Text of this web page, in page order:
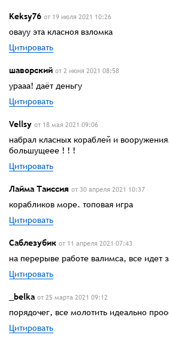
Keksy76 от 19 июля 2021 10:26
овауу эта класноя взломка
Цитировать
шаворский от 2 июня 2021 08:58
урааа! даёт деньгу
Цитировать
Vellsу от 18 мая 2021 09:06
набрал класных кораблей и
большущеее ! ! !
Цитировать
Лайма Таиссия от 30 апреля 2021 10:37
корабликов море. топовая игра
Цитировать
Саблезубик от 11 апреля 2021 07:43
на перерыве работе валимса, все идет
Цитировать
_belka от 25 марта 2021 09:12
порядочег, все молотить идеально
Цитировать